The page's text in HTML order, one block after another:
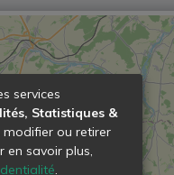
services
Statistiques &
modifier ou retirer
en savoir plus,
.